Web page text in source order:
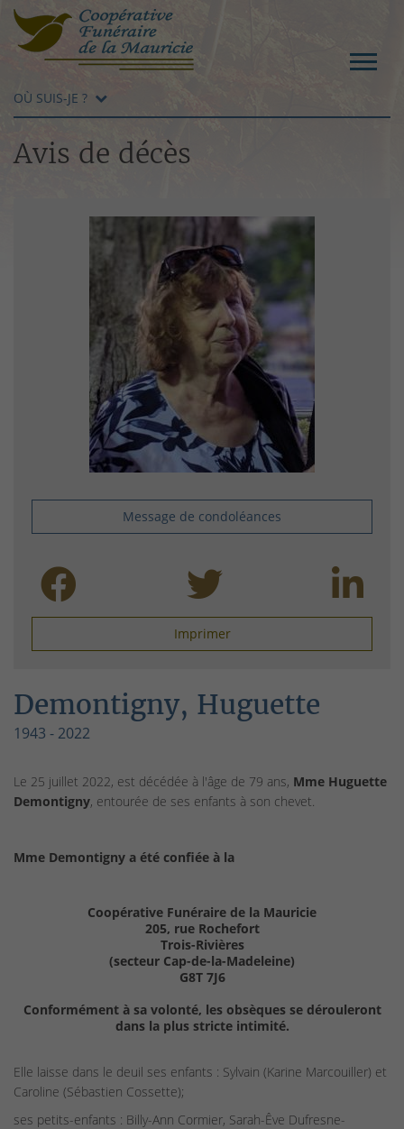
OÙ SUIS-JE ?
Avis de décès
Message de condoléances
Imprimer
Demontigny, Huguette
1943 - 2022
Le 25 juillet 2022, est décédée à l'âge de 79 ans, Mme Huguette
Demontigny, entourée de ses enfants à son chevet.
Mme Demontigny a été confiée à la
Coopérative Funéraire de la Mauricie
205, rue Rochefort
Trois-Rivières
(secteur Cap-de-la-Madeleine)
G8T 7J6
Conformément à sa volonté, les obsèques se dérouleront
dans la plus stricte intimité.
Elle laisse dans le deuil ses enfants : Sylvain (Karine Marcouiller) et
Caroline (Sébastien Cossette);
ses petits-enfants : Billy-Ann Cormier, Sarah-Êve Dufresne-